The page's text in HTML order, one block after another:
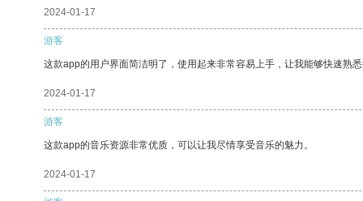
2024-01-17
游客
这款app的用户界面简洁明了，使用起来非常容易上手，让我能够快速熟
2024-01-17
游客
这款app的音乐资源非常优质，可以让我尽情享受音乐的魅力。
2024-01-17